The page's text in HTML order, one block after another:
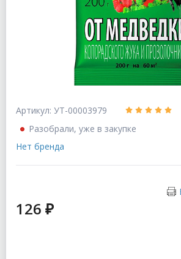
Артикул: УТ-00003979
Разобрали, уже в закупке
Нет бренда
126 ₽